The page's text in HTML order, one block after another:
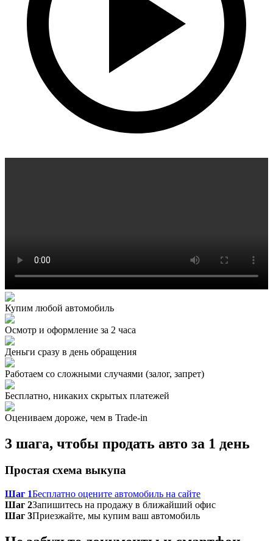
Купим любой автомобиль
Осмотр и оформление за 2 часа
Деньги сразу в день обращения
Работаем со сложными случаями (залог, запрет)
Бесплатно, никаких скрытых платежей
Оцениваем дороже, чем в Trade‑in
3 шага, чтобы продать авто за 1 день
Простая схема выкупа
Шаг 1Бесплатно оцените автомобиль на сайте
Шаг 2Запишитесь на продажу в ближайший офис
Шаг 3Приезжайте, мы купим ваш автомобиль